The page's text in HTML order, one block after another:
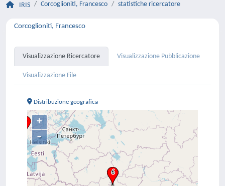
IRIS Corcoglioniti, Francesco statistiche ricercatore
Corcoglioniti, Francesco
Visualizzazione Ricercatore Visualizzazione Pubblicazione
Visualizzazione File
Distribuzione geografica
+
–